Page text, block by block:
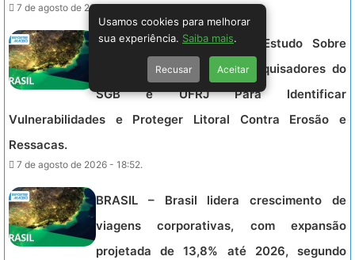
7 de agosto de 2026 - 19:03.
BRASIL – Maricá Realiza Estudo Sobre
Dinâmica Costeira com Pesquisadores do
SGB e UFRJ Para Identificar
Vulnerabilidades e Proteger Litoral Contra Erosão e
Ressacas.
7 de agosto de 2026 - 18:52.
BRASIL – Brasil lidera crescimento de
viagens corporativas, com expansão
projetada de 13,8% até 2026, segundo
Usamos cookies para melhorar
sua experiência. Saiba mais
Recusar Aceitar